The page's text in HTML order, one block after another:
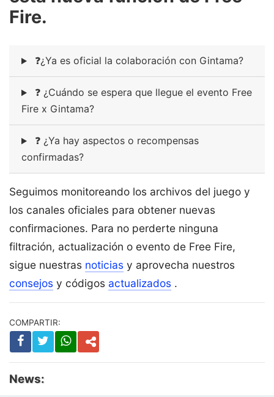
Fire.
❓¿Ya es oficial la colaboración con Gintama?
❓ ¿Cuándo se espera que llegue el evento Free
Fire x Gintama?
❓ ¿Ya hay aspectos o recompensas
confirmadas?
Seguimos monitoreando los archivos del juego y
los canales oficiales para obtener nuevas
confirmaciones. Para no perderte ninguna
filtración, actualización o evento de Free Fire,
sigue nuestras noticias y aprovecha nuestros
consejos y códigos actualizados .
COMPARTIR:
News: